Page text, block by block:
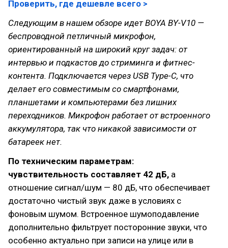
Проверить, где дешевле всего >
Следующим в нашем обзоре идет BOYA BY-V10 —
беспроводной петличный микрофон,
ориентированный на широкий круг задач: от
интервью и подкастов до стриминга и фитнес-
контента. Подключается через USB Type-C, что
делает его совместимым со смартфонами,
планшетами и компьютерами без лишних
переходников. Микрофон работает от встроенного
аккумулятора, так что никакой зависимости от
батареек нет.
По техническим параметрам:
чувствительность составляет 42 дБ, а
отношение сигнал/шум — 80 дБ, что обеспечивает
достаточно чистый звук даже в условиях с
фоновым шумом. Встроенное шумоподавление
дополнительно фильтрует посторонние звуки, что
особенно актуально при записи на улице или в